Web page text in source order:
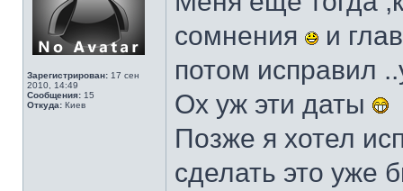
Зарегистрирован: 17 сен
2010, 14:49
Сообщения: 15
Откуда: Киев
сомнения
и
потом исправил
Ох уж эти даты
Позже я хотел
сделать это уже